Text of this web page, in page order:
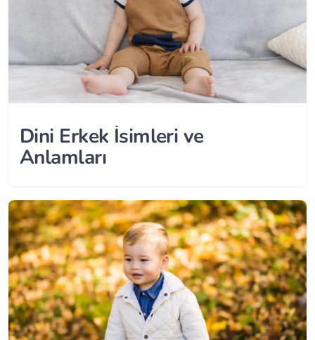
Dini Erkek İsimleri ve
Anlamları